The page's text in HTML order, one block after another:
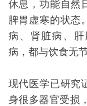
休息，功能自然
脾胃虚寒的状态
病、肾脏病、
病，都与饮食无
现代医学已研究
身很多器官受损